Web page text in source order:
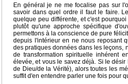
En général je ne me focalise pas sur
savoir dans quel ordre il faut le faire.
quelque peu différente, et c'est
plutôt qu'une approche spécifique
permettons à la conscience de pure
depuis l'intérieur en ne nous reposant
des pratiques données dans les leçons,
de transformation spirituelle inhérent
élevée, et vous le savez déjà. Si le
de Dieu/de la Vérité), alors toutes les
suffit d'en entendre parler une fois pour